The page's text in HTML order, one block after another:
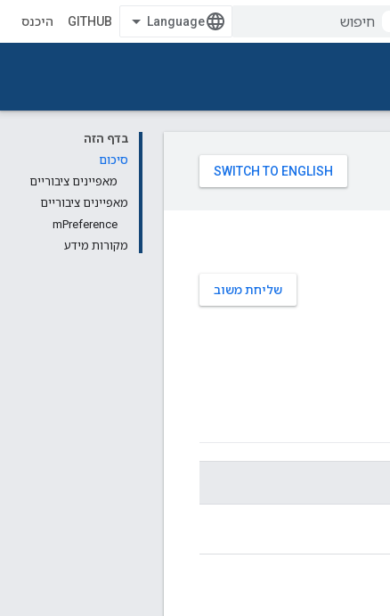
GITHUB היכנס
בדף הזה
סיכום
מאפיינים ציבוריים
מאפיינים ציבוריים
mPreference
מקורות מידע
שליחת משוב